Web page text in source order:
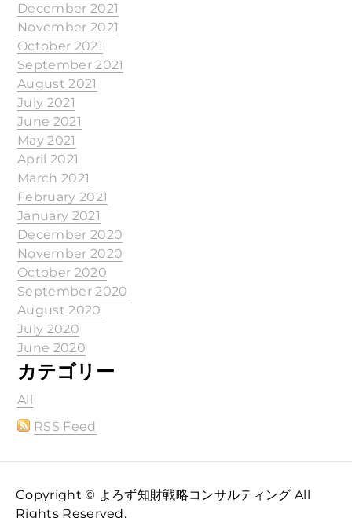
December 2021
November 2021
October 2021
September 2021
August 2021
July 2021
June 2021
May 2021
April 2021
March 2021
February 2021
January 2021
December 2020
November 2020
October 2020
September 2020
August 2020
July 2020
June 2020
カテゴリー
All
RSS Feed
Copyright © よろず知財戦略コンサルティング All
Rights Reserved.